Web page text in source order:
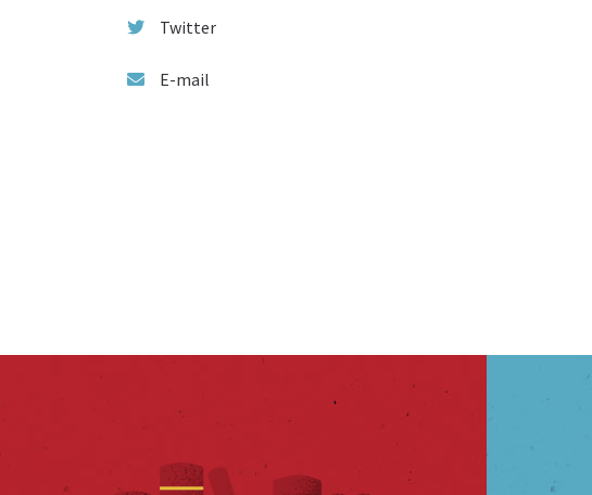
Twitter
E-mail